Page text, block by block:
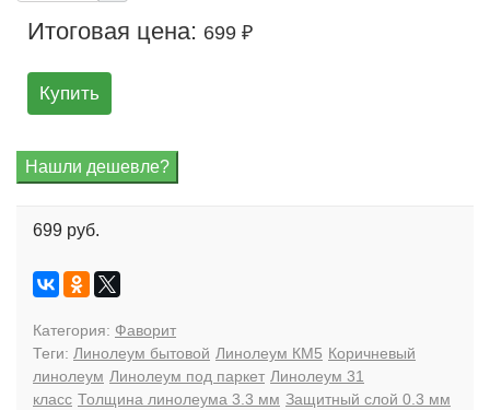
Итоговая цена: 699 ₽
Купить
699 руб.
Категория: Фаворит
Теги: Линолеум бытовой Линолеум КМ5 Коричневый
линолеум Линолеум под паркет Линолеум 31
класс Толщина линолеума 3.3 мм Защитный слой 0.3 мм